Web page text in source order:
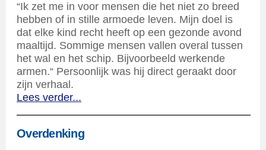
“Ik zet me in voor mensen die het niet zo breed
hebben of in stille armoede leven. Mijn doel is
dat elke kind recht heeft op een gezonde avond
maaltijd. Sommige mensen vallen overal tussen
het wal en het schip. Bijvoorbeeld werkende
armen.“ Persoonlijk was hij direct geraakt door
zijn verhaal.
Lees verder...
Overdenking